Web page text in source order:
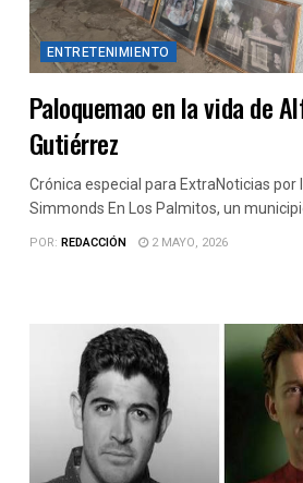
ENTRETENIMIENTO
Paloquemao en la vida de
Gutiérrez
Crónica especial para ExtraNoticias por
Simmonds En Los Palmitos, un
POR: REDACCIÓN 2 MAYO, 2026